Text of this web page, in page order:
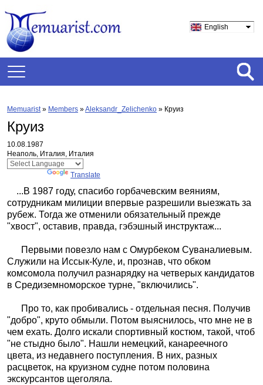
English
Memuarist» Members »Aleksandr_Zelichenko » Круиз
Круиз
10.08.1987
Неаполь, Италия, Италия
Translate
...В 1987 году, спасибо горбачевским веяниям,
сотрудникам милиции впервые разрешили выезжать за
рубеж. Тогда же отменили обязательный прежде
"хвост", оставив, правда, гэбэшный инструктаж...
Первыми повезло нам с Омурбеком Суваналиевым.
Служили на Иссык-Куле, и, прознав, что обком
комсомола получил разнарядку на четверых кандидатов
в Средиземноморское турне, "включились".
Про то, как пробивались - отдельная песня. Получив
"добро", круто обмыли. Потом выяснилось, что мне не в
чем ехать. Долго искали спортивный костюм, такой, чтоб
"не стыдно было". Нашли немецкий, канареечного
цвета, из недавнего поступления. В них, разных
расцветок, на круизном судне потом половина
экскурсантов щеголяла.